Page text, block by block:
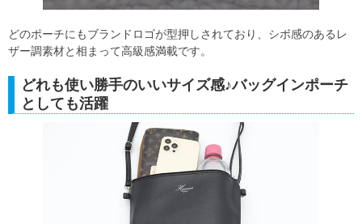
どのポーチにもブランドロゴが型押しされており、シボ感のあるレ
ザー調素材と相まって高級感満載です。
どれも使い勝手のいいサイズ感♪バッグインポーチ
としても活躍